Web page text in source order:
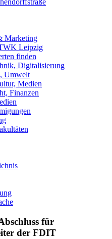
Marketing
Leipzig
finden
Digitalisierung
Umwelt
Medien
Finanzen
für
der FDIT